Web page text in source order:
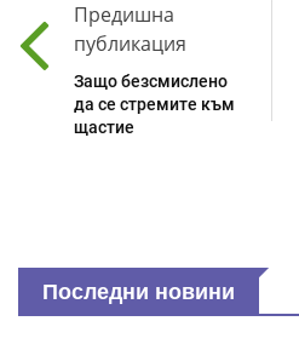
Предишна
публикация
Защо безсмислено
да се стремите към
щастие
Последни новини